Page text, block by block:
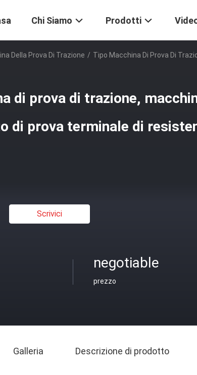
Chi Siamo Prodotti
Della Prova Di Trazione / Tipo Macchina Di Prova Di
di prova di trazione,
di prova terminale di
Scrivici
negotiable
prezzo
Galleria Descrizione di prodotto